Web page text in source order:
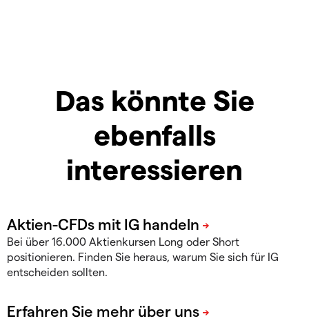
Das könnte Sie
ebenfalls
interessieren
Bei über 16.000 Aktienkursen Long oder Short
positionieren. Finden Sie heraus, warum Sie sich für IG
entscheiden sollten.